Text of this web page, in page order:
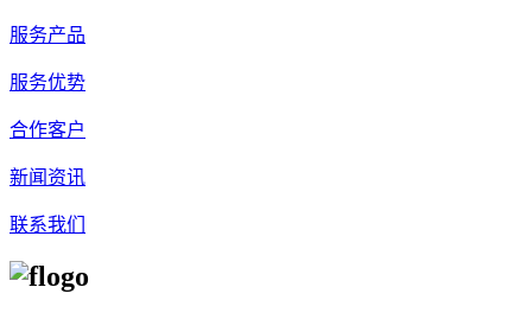
服务产品
服务优势
合作客户
新闻资讯
联系我们